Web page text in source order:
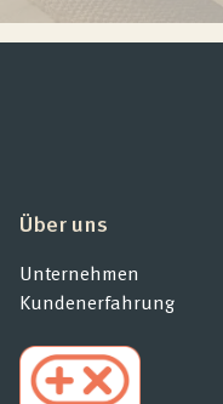
Über uns
Unternehmen
Kundenerfahrung